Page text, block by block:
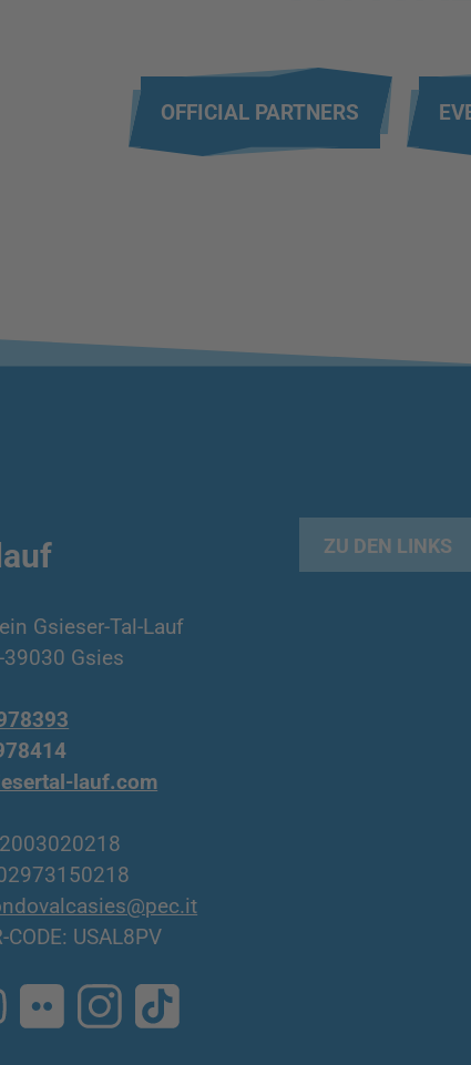
OFFICIAL PARTNERS
Gsieser-Tal-Lauf
Gsies
lauf.com
CODE: USAL8PV
ZU DEN LINKS